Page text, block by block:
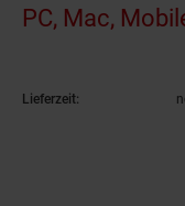
PC, Mac,
Lieferzeit: